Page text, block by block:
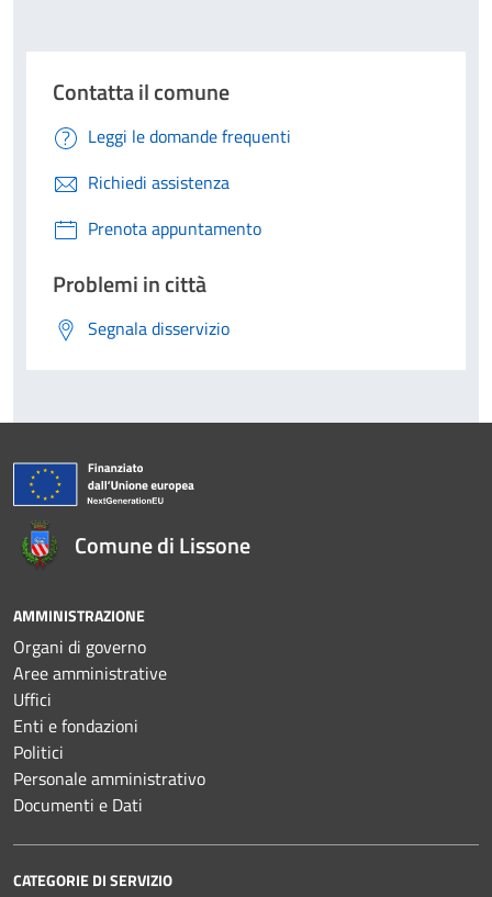
Contatta il comune
Leggi le domande frequenti
Richiedi assistenza
Prenota appuntamento
Problemi in città
Segnala disservizio
Comune di Lissone
AMMINISTRAZIONE
Organi di governo
Aree amministrative
Uffici
Enti e fondazioni
Politici
Personale amministrativo
Documenti e Dati
CATEGORIE DI SERVIZIO